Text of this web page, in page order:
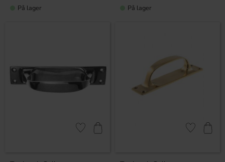
På lager På lager
Gem som favorit Gem som